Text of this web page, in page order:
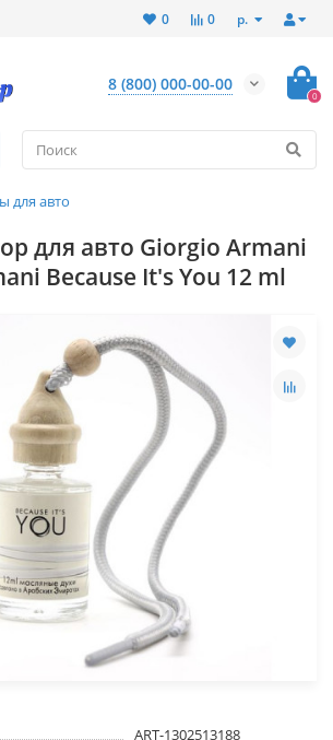
р.
0
0
8 (800) 000-00-00
0
для авто
для авто Giorgio Armani
Because It's You 12 ml
ART-1302513188